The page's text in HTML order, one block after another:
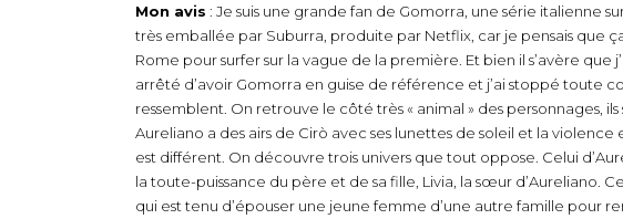
Mon avis : Je suis une grande fan de Gomorra, une série italienne
très emballée par Suburra, produite par Netflix, car je pensais que
Rome pour surfer sur la vague de la première. Et bien il s’avère que
arrêté d’avoir Gomorra en guise de référence et j’ai stoppé toute
ressemblent. On retrouve le côté très « animal » des personnages,
Aureliano a des airs de Cirò avec ses lunettes de soleil et la violence
est différent. On découvre trois univers que tout oppose. Celui
la toute-puissance du père et de sa fille, Livia, la sœur d’Aureliano.
qui est tenu d’épouser une jeune femme d’une autre famille pour